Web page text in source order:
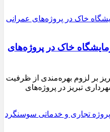
خاک در پروژه‌های
بر لزوم بهره‌مندی از ظرفیت
تبریز در پروژه‌های